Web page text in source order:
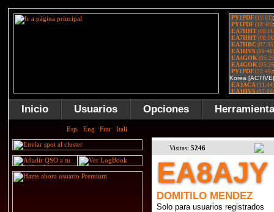
Inicio Usuarios Opciones
Visitas: 5246
EA8AJY
DOMITILO MENDEZ
Solo para usuarios registrados